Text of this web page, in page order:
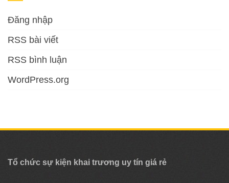
Đăng nhập
RSS bài viết
RSS bình luận
WordPress.org
Tổ chức sự kiện khai trương uy tín giá rẻ